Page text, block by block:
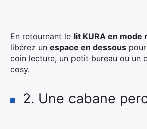
En retournant le lit KURA en mode
libérez un espace en dessous
coin lecture, un petit bureau ou un
cosy.
2. Une cabane